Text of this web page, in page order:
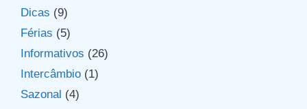
Dicas (9)
Férias (5)
Informativos (26)
Intercâmbio (1)
Sazonal (4)